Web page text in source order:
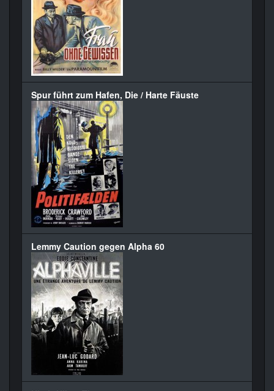
Spur führt zum Hafen, Die / Harte Fäuste
Lemmy Caution gegen Alpha 60